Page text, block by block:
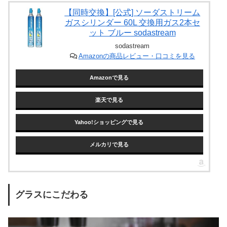
【同時交換】[公式] ソーダストリーム
ガスシリンダー 60L 交換用ガス2本セ
ット ブルー sodastream
sodastream
Amazonの商品レビュー・口コミを見る
Amazonで見る
楽天で見る
Yahoo!ショッピングで見る
メルカリで見る
グラスにこだわる